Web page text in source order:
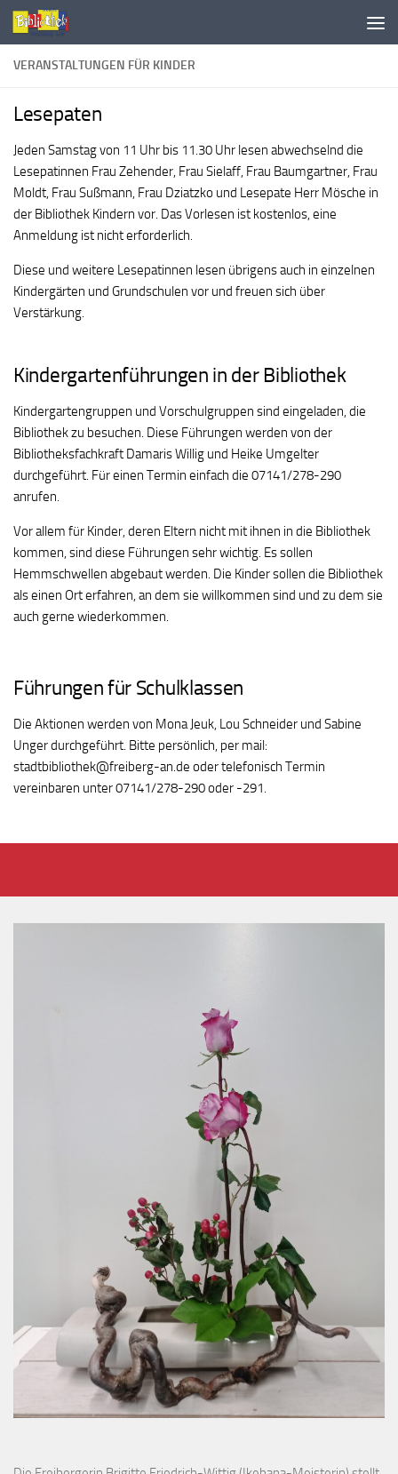
VERANSTALTUNGEN FÜR KINDER
Lesepaten
Jeden Samstag von 11 Uhr bis 11.30 Uhr lesen abwechselnd die
Lesepatinnen Frau Zehender, Frau Sielaff, Frau Baumgartner, Frau
Moldt, Frau Sußmann, Frau Dziatzko und Lesepate Herr Mösche in
der Bibliothek Kindern vor. Das Vorlesen ist kostenlos, eine
Anmeldung ist nicht erforderlich.
Diese und weitere Lesepatinnen lesen übrigens auch in einzelnen
Kindergärten und Grundschulen vor und freuen sich über
Verstärkung.
Kindergartenführungen in der Bibliothek
Kindergartengruppen und Vorschulgruppen sind eingeladen, die
Bibliothek zu besuchen. Diese Führungen werden von der
Bibliotheksfachkraft Damaris Willig und Heike Umgelter
durchgeführt. Für einen Termin einfach die 07141/278-290
anrufen.
Vor allem für Kinder, deren Eltern nicht mit ihnen in die Bibliothek
kommen, sind diese Führungen sehr wichtig. Es sollen
Hemmschwellen abgebaut werden. Die Kinder sollen die Bibliothek
als einen Ort erfahren, an dem sie willkommen sind und zu dem sie
auch gerne wiederkommen.
Führungen für Schulklassen
Die Aktionen werden von Mona Jeuk, Lou Schneider und Sabine
Unger durchgeführt. Bitte persönlich, per mail:
stadtbibliothek@freiberg-an.de oder telefonisch Termin
vereinbaren unter07141/278-290 oder -291.